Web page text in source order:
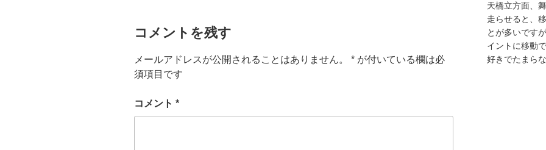
コメントを残す
メールアドレスが公開されることはありません。 * が付いている欄は必
須項目です
コメント *
天橋立方面、
走らせると、
とが多いです
イントに移動
好きでたまら